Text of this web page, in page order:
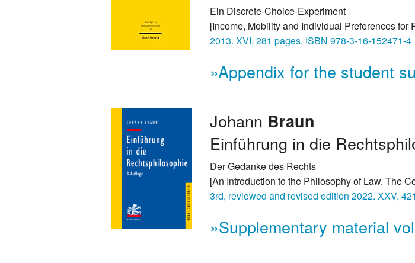
Ein Discrete-Choice-Experiment
[Income, Mobility and Individual Preferences
2013. XVI, 281 pages, ISBN 978-3-16-152471-4
»Appendix for the student
Johann Braun
Einführung in die
Der Gedanke des Rechts
[An Introduction to the Philosophy of Law. The
3rd, reviewed and revised edition 2022. XXV,
»Supplementary material